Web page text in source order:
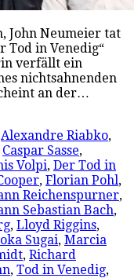
John Neumeier tat
Tod in Venedig“
verfällt ein
nichtsahnenden
an der…
Alexandre Riabko,
Caspar Sasse,
Volpi, Der Tod in
, Florian Pohl,
Reichenspurner,
Sebastian Bach,
, Lloyd Riggins,
Sugai, Marcia
, Richard
, Tod in Venedig,